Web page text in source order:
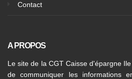
Contact
A PROPOS
Le site de la CGT Caisse d'épargne
de communiquer les informations